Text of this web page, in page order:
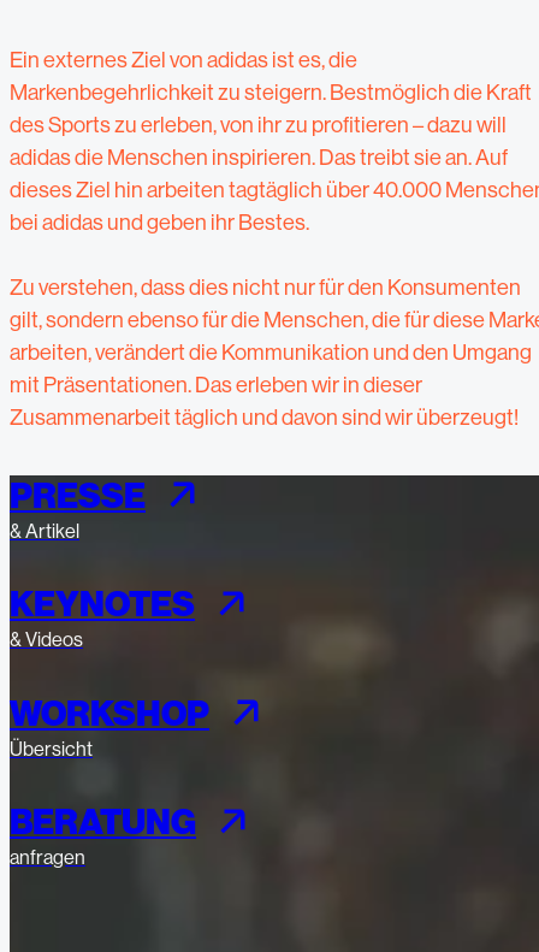
Ein externes Ziel von adidas ist es, die
Markenbegehrlichkeit zu steigern. Bestmöglich die Kraft
des Sports zu erleben, von ihr zu profitieren – dazu will
adidas die Menschen inspirieren. Das treibt sie an. Auf
dieses Ziel hin arbeiten tagtäglich über 40.000
bei adidas und geben ihr Bestes.
Zu verstehen, dass dies nicht nur für den Konsumenten
gilt, sondern ebenso für die Menschen, die für diese
arbeiten, verändert die Kommunikation und den Umgang
mit Präsentationen. Das erleben wir in dieser
Zusammenarbeit täglich und davon sind wir überzeugt!
PRESSE
& Artikel
KEYNOTES
& Videos
WORKSHOP
Übersicht
BERATUNG
anfragen